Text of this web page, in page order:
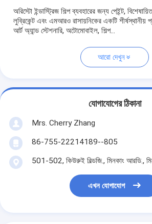
অরিস্টো ইন্ডাস্ট্রিজ শিল্প ব্যবহারের জন্য পেইন্ট,
লুব্রিকেন্ট এবং এমআরও রাসায়নিকের একটি শীর্ষস্থানীয়
আর্ট অ্যান্ড স্টেশনারি, অটোমোবাইল, শিল্প...
আরো দেখুন
যোগাযোগের ঠিকানা
Mrs. Cherry Zhang
86-755-22214189--805
501-502, কিউরুই বিল্ডজি., মিনকাং আরডি.,
এখন যোগাযোগ